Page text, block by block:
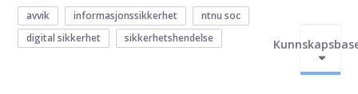
avvik informasjonssikkerhet
ntnu soc
digital sikkerhet
sikkerhetshendelse